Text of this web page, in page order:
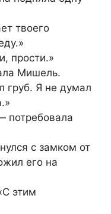
твоего
прости.»
Мишель.
груб. Я не думал
потребовала
с замком от
его на
этим